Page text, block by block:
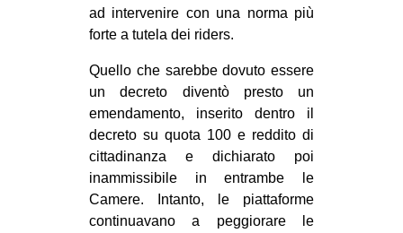
AMBIENTE
ANTIFASCISMO
DIRITTO ALL’ABITARE
MIGRAZIONI
PRECARIATO
REPRESSIONE
STUDENTI
ad intervenire con una norma più
forte a tutela dei riders.
Quello che sarebbe dovuto essere
un decreto diventò presto un
emendamento, inserito dentro il
decreto su quota 100 e reddito di
cittadinanza e dichiarato poi
inammissibile in entrambe le
Camere. Intanto, le piattaforme
continuavano a peggiorare le